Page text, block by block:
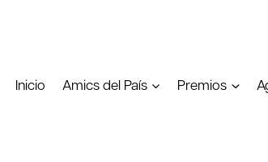
Inicio Amics del País Premios